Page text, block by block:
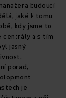
budoucí
jaké k tomu
kdy jsme to
centrály a s tím
jasný
porad,
je